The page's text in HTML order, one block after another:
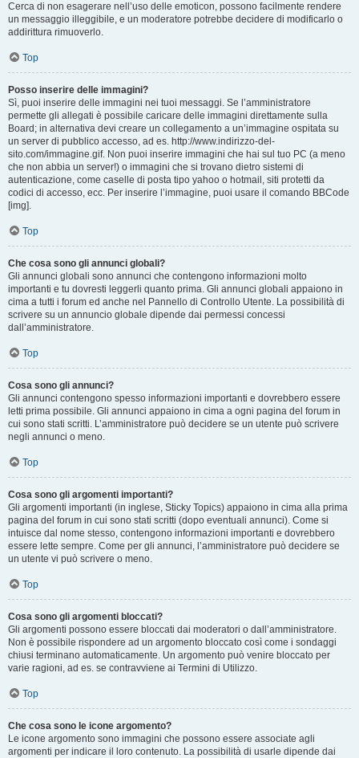
Cerca di non esagerare nell’uso delle emoticon, possono facilmente rendere
un messaggio illeggibile, e un moderatore potrebbe decidere di modificarlo o
addirittura rimuoverlo.
Top
Posso inserire delle immagini?
Sì, puoi inserire delle immagini nei tuoi messaggi. Se l’amministratore
permette gli allegati è possibile caricare delle immagini direttamente sulla
Board; in alternativa devi creare un collegamento a un’immagine ospitata su
un server di pubblico accesso, ad es. http://www.indirizzo-del-
sito.com/immagine.gif. Non puoi inserire immagini che hai sul tuo PC (a meno
che non abbia un server!) o immagini che si trovano dietro sistemi di
autenticazione, come caselle di posta tipo yahoo o hotmail, siti protetti da
codici di accesso, ecc. Per inserire l’immagine, puoi usare il comando BBCode
[img].
Top
Che cosa sono gli annunci globali?
Gli annunci globali sono annunci che contengono informazioni molto
importanti e tu dovresti leggerli quanto prima. Gli annunci globali appaiono in
cima a tutti i forum ed anche nel Pannello di Controllo Utente. La possibilità di
scrivere su un annuncio globale dipende dai permessi concessi
dall’amministratore.
Top
Cosa sono gli annunci?
Gli annunci contengono spesso informazioni importanti e dovrebbero essere
letti prima possibile. Gli annunci appaiono in cima a ogni pagina del forum in
cui sono stati scritti. L’amministratore può decidere se un utente può scrivere
negli annunci o meno.
Top
Cosa sono gli argomenti importanti?
Gli argomenti importanti (in inglese, Sticky Topics) appaiono in cima alla prima
pagina del forum in cui sono stati scritti (dopo eventuali annunci). Come si
intuisce dal nome stesso, contengono informazioni importanti e dovrebbero
essere lette sempre. Come per gli annunci, l’amministratore può decidere se
un utente vi può scrivere o meno.
Top
Cosa sono gli argomenti bloccati?
Gli argomenti possono essere bloccati dai moderatori o dall’amministratore.
Non è possibile rispondere ad un argomento bloccato così come i sondaggi
chiusi terminano automaticamente. Un argomento può venire bloccato per
varie ragioni, ad es. se contravviene ai Termini di Utilizzo.
Top
Che cosa sono le icone argomento?
Le icone argomento sono immagini che possono essere associate agli
argomenti per indicare il loro contenuto. La possibilità di usarle dipende dai